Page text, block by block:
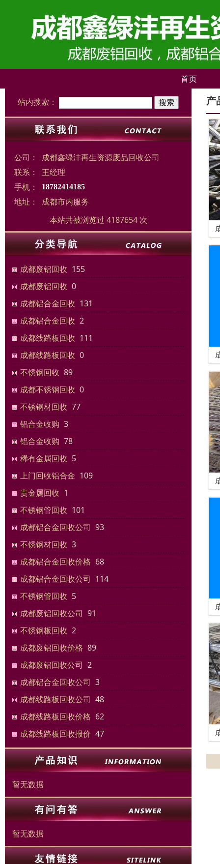
首页
站内搜索：
公司：
成都鑫绿沣再生资源废品回收公司
联系：
王经理
手机：
18782414185
地址：
成都市内服务
本站共被浏览过 4187654 次
成都废铝回收 155
成都废铝回收 0
成都铝合金回收 131
成都铝合金回收 2
成都线路板回收 111
成都线路板回收 0
不锈钢回收 89
成都不锈钢回收 0
不锈钢材回收 77
铝合金收购 3
铝合金收购 78
稀有金属回收 5
上门回收铝合金 109
贵金属回收 1
不锈钢管回收 101
成都铝合金回收公司 93
不锈钢材回收 3
成都铝合金回收价格 68
成都铝合金回收公司 114
不锈钢管回收 5
成都废铝回收公司 91
不锈钢板回收 2
成都废铝回收价格 89
成都废铝回收公司 2
成都铝合金回收公司 3
成都线路板回收公司 48
成都线路板回收价格 62
成都线路板回收报价 47
暂无数据
暂无数据
产